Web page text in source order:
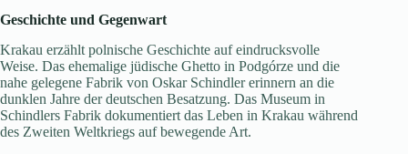
Geschichte und Gegenwart
Krakau erzählt polnische Geschichte auf eindrucksvolle
Weise. Das ehemalige jüdische Ghetto in Podgórze und die
nahe gelegene Fabrik von Oskar Schindler erinnern an die
dunklen Jahre der deutschen Besatzung. Das Museum in
Schindlers Fabrik dokumentiert das Leben in Krakau während
des Zweiten Weltkriegs auf bewegende Art.